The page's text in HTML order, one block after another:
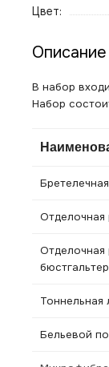
Цвет:
Описание
В набор
Набор
Отделочная
Отделочная
Тоннельная
Бельевой